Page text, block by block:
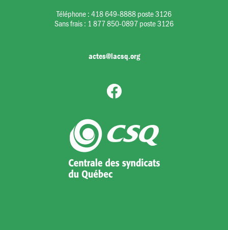
Téléphone :418 649-8888 poste 3126
Sans frais : 1 877 850-0897 poste 3126
actes@lacsq.org